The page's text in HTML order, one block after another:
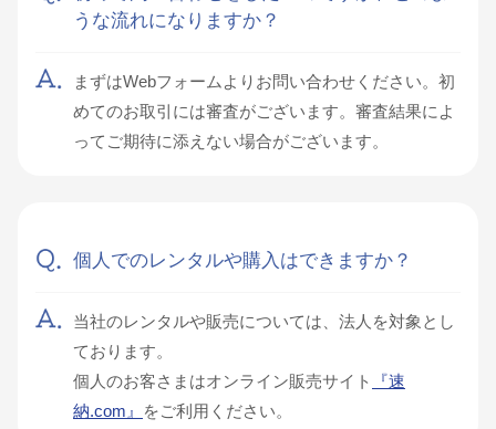
うな流れになりますか？
まずはWebフォームよりお問い合わせください。初
めてのお取引には審査がございます。審査結果によ
ってご期待に添えない場合がございます。
個人でのレンタルや購入はできますか？
当社のレンタルや販売については、法人を対象とし
ております。
個人のお客さまはオンライン販売サイト
『速
納.com』
をご利用ください。